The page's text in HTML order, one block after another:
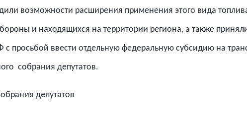
возможности расширения применения этого вида
и находящихся на территории региона, а также
с просьбой ввести отдельную федеральную субсидию на
собрания депутатов.
депутатов